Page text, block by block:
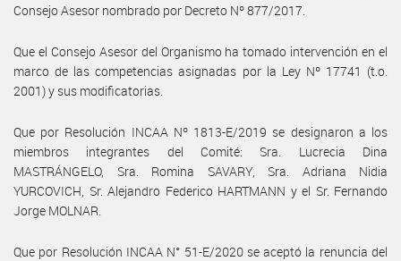
Consejo Asesor nombrado por Decreto Nº 877/2017.
Que el Consejo Asesor del Organismo ha tomado intervención en el
marco de las competencias asignadas por la Ley Nº 17741 (t.o.
2001) y sus modificatorias.
Que por Resolución INCAA Nº 1813-E/2019 se designaron a los
miembros integrantes del Comité: Sra. Lucrecia Dina
MASTRÁNGELO, Sra. Romina SAVARY, Sra. Adriana Nidia
YURCOVICH, Sr. Alejandro Federico HARTMANN y el Sr. Fernando
Jorge MOLNAR.
Que por Resolución INCAA N° 51-E/2020 se aceptó la renuncia del